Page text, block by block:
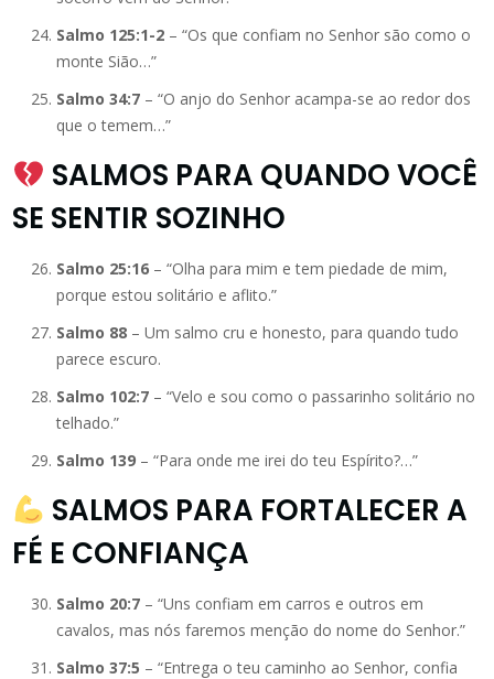
Salmo 125:1-2 – “Os que confiam no Senhor são como o
monte Sião…”
Salmo 34:7 – “O anjo do Senhor acampa-se ao redor dos
que o temem…”
SALMOS PARA QUANDO VOCÊ
SE SENTIR SOZINHO
Salmo 25:16 – “Olha para mim e tem piedade de mim,
porque estou solitário e aflito.”
Salmo 88 – Um salmo cru e honesto, para quando tudo
parece escuro.
Salmo 102:7 – “Velo e sou como o passarinho solitário no
telhado.”
Salmo 139 – “Para onde me irei do teu Espírito?…”
SALMOS PARA FORTALECER A
FÉ E CONFIANÇA
Salmo 20:7 – “Uns confiam em carros e outros em
cavalos, mas nós faremos menção do nome do Senhor.”
Salmo 37:5 – “Entrega o teu caminho ao Senhor, confia